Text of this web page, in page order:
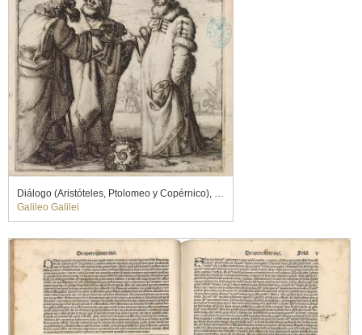
Diálogo (Aristóteles, Ptolomeo y Copérnico), 1632
Galileo Galilei